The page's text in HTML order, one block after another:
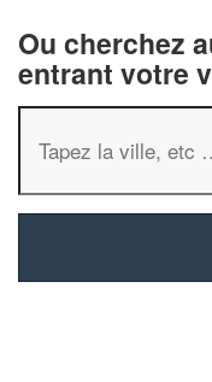
Ou cherchez
entrant votre